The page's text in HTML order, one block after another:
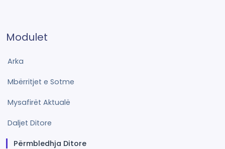
Modulet
Arka
Mbërritjet e Sotme
Mysafirët Aktualë
Daljet Ditore
Përmbledhja Ditore